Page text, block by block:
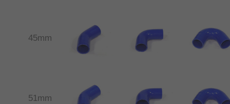
45mm
51mm